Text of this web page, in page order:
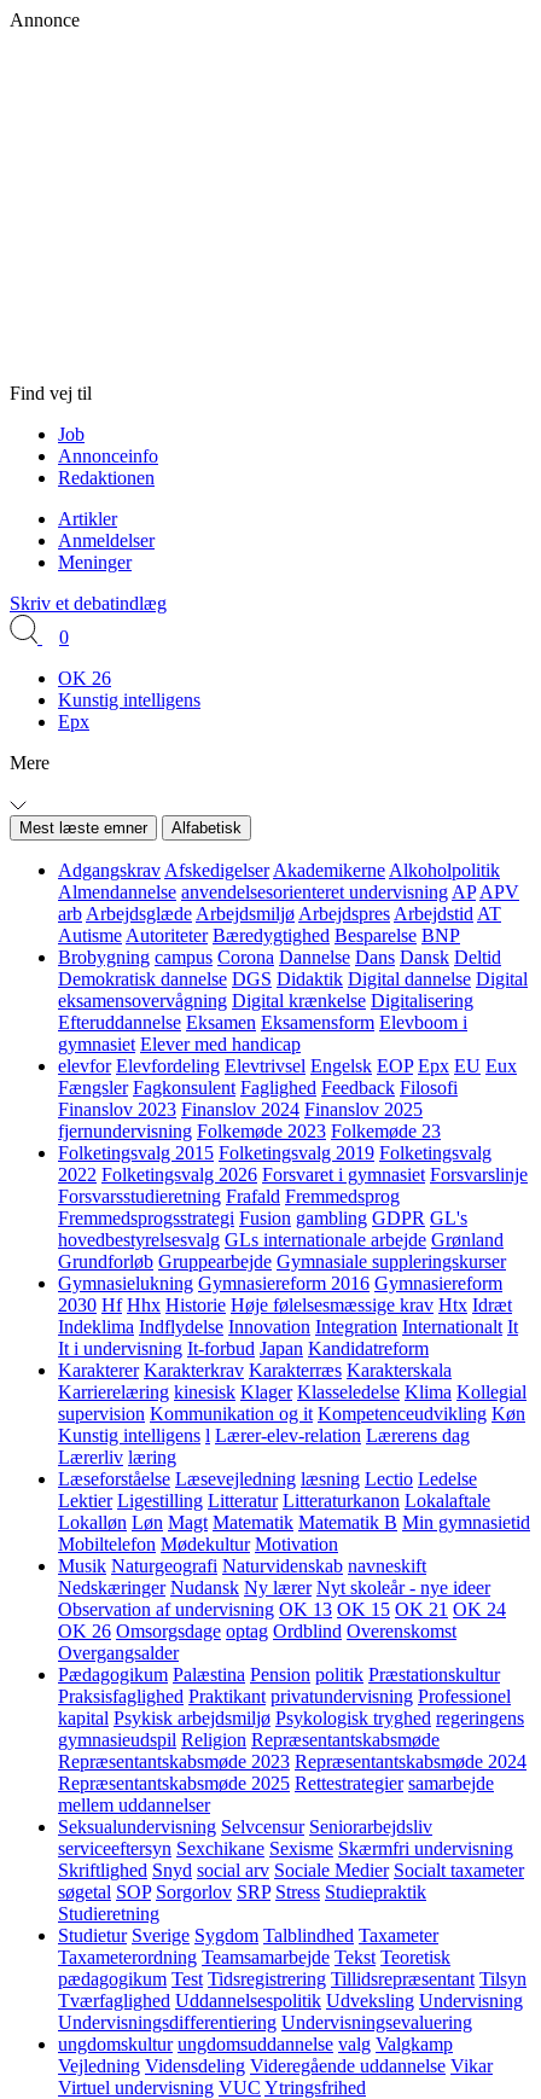
Annonce
Find vej til
Job
Annonceinfo
Redaktionen
Artikler
Anmeldelser
Meninger
Skriv et debatindlæg
0
OK 26
Kunstig intelligens
Epx
Mere
Mest læste emner Alfabetisk
Adgangskrav Afskedigelser Akademikerne Alkoholpolitik
Almendannelse anvendelsesorienteret undervisning AP APV
arb Arbejdsglæde Arbejdsmiljø Arbejdspres Arbejdstid AT
Autisme Autoriteter Bæredygtighed Besparelse BNP
Brobygning campus Corona Dannelse Dans Dansk Deltid
Demokratisk dannelse DGS Didaktik Digital dannelse Digital
eksamensovervågning Digital krænkelse Digitalisering
Efteruddannelse Eksamen Eksamensform Elevboom i
gymnasiet Elever med handicap
elevfor Elevfordeling Elevtrivsel Engelsk EOP Epx EU Eux
Fængsler Fagkonsulent Faglighed Feedback Filosofi
Finanslov 2023 Finanslov 2024 Finanslov 2025
fjernundervisning Folkemøde 2023 Folkemøde 23
Folketingsvalg 2015 Folketingsvalg 2019 Folketingsvalg
2022 Folketingsvalg 2026 Forsvaret i gymnasiet Forsvarslinje
Forsvarsstudieretning Frafald Fremmedsprog
Fremmedsprogsstrategi Fusion gambling GDPR GL's
hovedbestyrelsesvalg GLs internationale arbejde Grønland
Grundforløb Gruppearbejde Gymnasiale suppleringskurser
Gymnasielukning Gymnasiereform 2016 Gymnasiereform
2030 Hf Hhx Historie Høje følelsesmæssige krav Htx Idræt
Indeklima Indflydelse Innovation Integration Internationalt It
It i undervisning It-forbud Japan Kandidatreform
Karakterer Karakterkrav Karakterræs Karakterskala
Karrierelæring kinesisk Klager Klasseledelse Klima Kollegial
supervision Kommunikation og it Kompetenceudvikling Køn
Kunstig intelligens l Lærer-elev-relation Lærerens dag
Lærerliv læring
Læseforståelse Læsevejledning læsning Lectio Ledelse
Lektier Ligestilling Litteratur Litteraturkanon Lokalaftale
Lokalløn Løn Magt Matematik Matematik B Min gymnasietid
Mobiltelefon Mødekultur Motivation
Musik Naturgeografi Naturvidenskab navneskift
Nedskæringer Nudansk Ny lærer Nyt skoleår - nye ideer
Observation af undervisning OK 13 OK 15 OK 21 OK 24
OK 26 Omsorgsdage optag Ordblind Overenskomst
Overgangsalder
Pædagogikum Palæstina Pension politik Præstationskultur
Praksisfaglighed Praktikant privatundervisning Professionel
kapital Psykisk arbejdsmiljø Psykologisk tryghed regeringens
gymnasieudspil Religion Repræsentantskabsmøde
Repræsentantskabsmøde 2023 Repræsentantskabsmøde 2024
Repræsentantskabsmøde 2025 Rettestrategier samarbejde
mellem uddannelser
Seksualundervisning Selvcensur Seniorarbejdsliv
serviceeftersyn Sexchikane Sexisme Skærmfri undervisning
Skriftlighed Snyd social arv Sociale Medier Socialt taxameter
søgetal SOP Sorgorlov SRP Stress Studiepraktik
Studieretning
Studietur Sverige Sygdom Talblindhed Taxameter
Taxameterordning Teamsamarbejde Tekst Teoretisk
pædagogikum Test Tidsregistrering Tillidsrepræsentant Tilsyn
Tværfaglighed Uddannelsespolitik Udveksling Undervisning
Undervisningsdifferentiering Undervisningsevaluering
ungdomskultur ungdomsuddannelse valg Valgkamp
Vejledning Vidensdeling Videregående uddannelse Vikar
Virtuel undervisning VUC Ytringsfrihed